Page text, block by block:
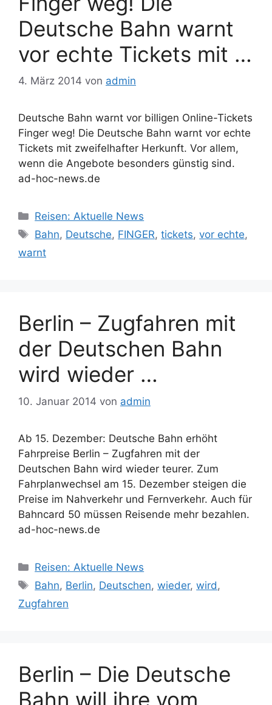
Deutsche Bahn warnt
vor echte Tickets mit …
4. März 2014 von admin
Deutsche Bahn warnt vor billigen Online-Tickets
Finger weg! Die Deutsche Bahn warnt vor echte
Tickets mit zweifelhafter Herkunft. Vor allem,
wenn die Angebote besonders günstig sind.
ad-hoc-news.de
Kategorien
Reisen: Aktuelle News
Schlagwörter
Bahn, Deutsche, FINGER,tickets,vor echte,
warnt
Berlin – Zugfahren mit
der Deutschen Bahn
wird wieder …
10. Januar 2014 von admin
Ab 15. Dezember: Deutsche Bahn erhöht
Fahrpreise Berlin – Zugfahren mit der
Deutschen Bahn wird wieder teurer. Zum
Fahrplanwechsel am 15. Dezember steigen die
Preise im Nahverkehr und Fernverkehr. Auch für
Bahncard 50 müssen Reisende mehr bezahlen.
ad-hoc-news.de
Kategorien
Reisen: Aktuelle News
Schlagwörter
Bahn, Berlin, Deutschen,wieder,wird ,
Zugfahren
Berlin – Die Deutsche
Bahn will ihre vom